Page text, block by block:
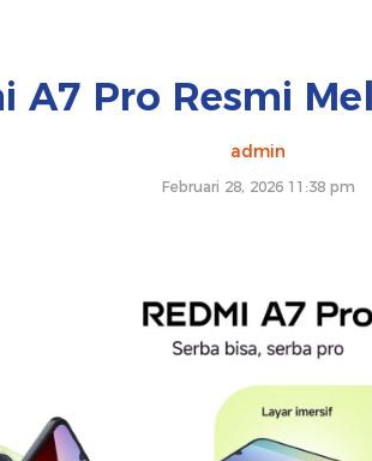
A7 Pro Resmi
admin
Februari 28, 2026 11:38 pm